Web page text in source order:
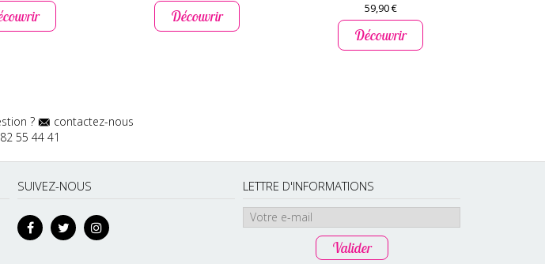
Découvrir 59,90 €
Découvrir
?
contactez-nous
55 44 41
SUIVEZ-NOUS LETTRE D'INFORMATIONS